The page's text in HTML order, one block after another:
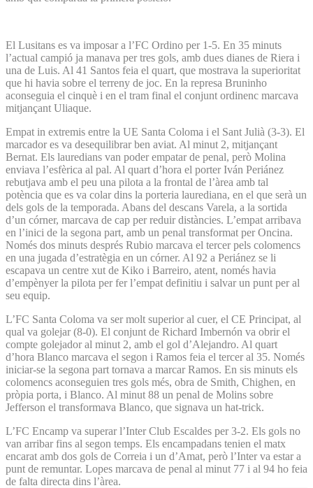
El Lusitans es va imposar a l’FC Ordino per 1-5. En 35 minuts
l’actual campió ja manava per tres gols, amb dues dianes de Riera i
una de Luis. Al 41 Santos feia el quart, que mostrava la superioritat
que hi havia sobre el terreny de joc. En la represa Bruninho
aconseguia el cinquè i en el tram final el conjunt ordinenc marcava
mitjançant Uliaque.
Empat in extremis entre la UE Santa Coloma i el Sant Julià (3-3). El
marcador es va desequilibrar ben aviat. Al minut 2, mitjançant
Bernat. Els lauredians van poder empatar de penal, però Molina
enviava l’esfèrica al pal. Al quart d’hora el porter Iván Periánez
rebutjava amb el peu una pilota a la frontal de l’àrea amb tal
potència que es va colar dins la porteria laurediana, en el que serà un
dels gols de la temporada. Abans del descans Varela, a la sortida
d’un córner, marcava de cap per reduir distàncies. L’empat arribava
en l’inici de la segona part, amb un penal transformat per Oncina.
Només dos minuts després Rubio marcava el tercer pels colomencs
en una jugada d’estratègia en un córner. Al 92 a Periánez se li
escapava un centre xut de Kiko i Barreiro, atent, només havia
d’empènyer la pilota per fer l’empat definitiu i salvar un punt per al
seu equip.
L’FC Santa Coloma va ser molt superior al cuer, el CE Principat, al
qual va golejar (8-0). El conjunt de Richard Imbernón va obrir el
compte golejador al minut 2, amb el gol d’Alejandro. Al quart
d’hora Blanco marcava el segon i Ramos feia el tercer al 35. Només
iniciar-se la segona part tornava a marcar Ramos. En sis minuts els
colomencs aconseguien tres gols més, obra de Smith, Chighen, en
pròpia porta, i Blanco. Al minut 88 un penal de Molins sobre
Jefferson el transformava Blanco, que signava un hat-trick.
L’FC Encamp va superar l’Inter Club Escaldes per 3-2. Els gols no
van arribar fins al segon temps. Els encampadans tenien el matx
encarat amb dos gols de Correia i un d’Amat, però l’Inter va estar a
punt de remuntar. Lopes marcava de penal al minut 77 i al 94 ho feia
de falta directa dins l’àrea.